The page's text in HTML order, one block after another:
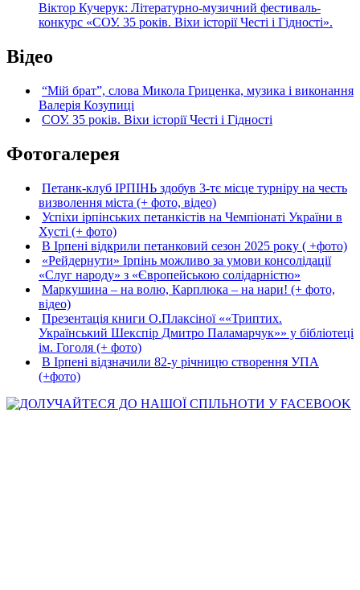
Віктор Кучерук: Літературно-музичний фестиваль-
конкурс «СОУ. 35 років. Віхи історії Честі і Гідності».
Відео
“Мій брат”, слова Микола Гриценка, музика і виконання
Валерія Козупиці
СОУ. 35 років. Віхи історії Честі і Гідності
Фотогалерея
Петанк-клуб ІРПІНЬ здобув 3-тє місце турніру на честь
визволення міста (+ фото, відео)
Успіхи ірпінських петанкістів на Чемпіонаті України в
Хусті (+ фото)
В Ірпені відкрили петанковий сезон 2025 року ( +фото)
«Рейдернути» Ірпінь можливо за умови консолідації
«Слуг народу» з «Європейською солідарністю»
Маркушина – на волю, Карплюка – на нари! (+ фото,
відео)
Презентація книги О.Плаксіної ««Триптих.
Український Шекспір Дмитро Паламарчук»» у бібліотеці
ім. Гоголя (+ фото)
В Ірпені відзначили 82-у річницю створення УПА
(+фото)